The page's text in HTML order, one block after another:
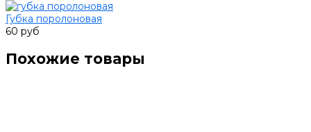
Губка поролоновая
60 руб
Похожие товары